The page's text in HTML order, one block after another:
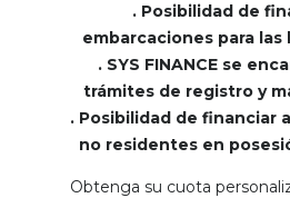
. Posibilidad de
embarcaciones para las
. SYS FINANCE se
trámites de registro y
. Posibilidad de financiar
no residentes en
Obtenga su cuota